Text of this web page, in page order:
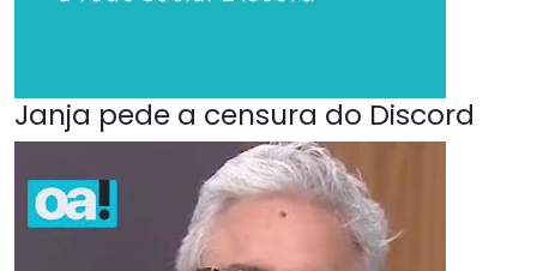
Janja pede a censura do Discord